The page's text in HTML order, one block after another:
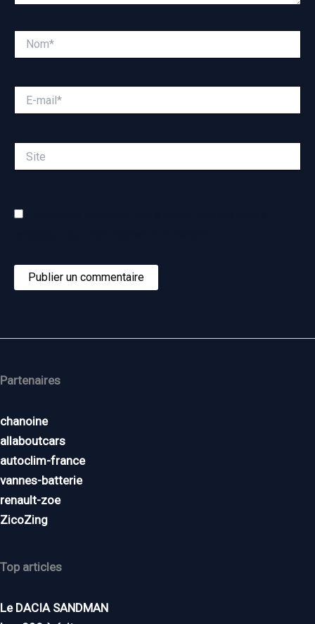
mail*
Partenaires
chanoine
allaboutcars
autoclim-france
vannes-batterie
renault-zoe
ZicoZing
Top articles
Le DACIA SANDMAN